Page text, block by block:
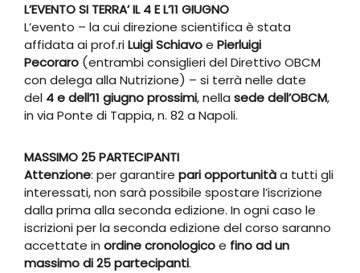
L’EVENTO SI TERRA’ IL 4 E L’11 GIUGNO
L’evento – la cui direzione scientifica è stata
affidata ai prof.riLuigi Schiavoe Pierluigi
Pecoraro (entrambi consiglieri del Direttivo OBCM
con delega alla Nutrizione) – si terrà nelle date
del 4 e dell’11 giugno prossimi, nella sede dell’OBCM,
in via Ponte di Tappia, n. 82 a Napoli.
MASSIMO 25 PARTECIPANTI
Attenzione: per garantire pari opportunitàa tutti gli
interessati, non sarà possibile spostare l’iscrizione
dalla prima alla seconda edizione. In ogni caso le
iscrizioni per la seconda edizione del corso saranno
accettate in ordine cronologicoe fino ad un
massimo di 25 partecipanti.